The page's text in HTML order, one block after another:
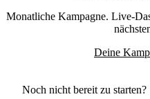
Monatliche Kampagne. Live-
Deine
Noch nicht bereit zu starten?